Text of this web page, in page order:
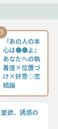
3
『あの人の本
心は●●よ』
あなたへの執
着度×位置づ
け×好意◇恋
結論
欲、誘惑の